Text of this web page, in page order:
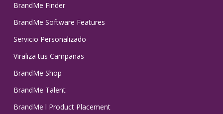
BrandMe Finder
BrandMe Software Features
Servicio Personalizado
Viraliza tus Campañas
BrandMe Shop
BrandMe Talent
BrandMe l Product Placement